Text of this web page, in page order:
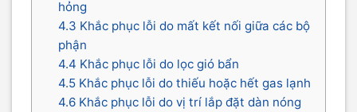
hỏng
4.3 Khắc phục lỗi do mất kết nối giữa các bộ
phận
4.4 Khắc phục lỗi do lọc gió bẩn
4.5 Khắc phục lỗi do thiếu hoặc hết gas lạnh
4.6 Khắc phục lỗi do vị trí lắp đặt dàn nóng